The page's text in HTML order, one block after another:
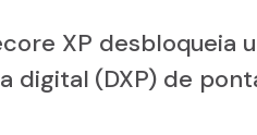
XP desbloqueia
digital (DXP) de